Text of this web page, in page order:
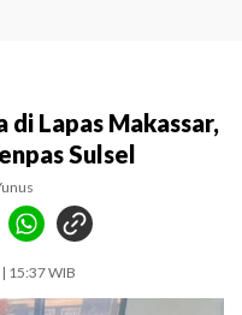
di Lapas Makassar,
Sulsel
15:37 WIB